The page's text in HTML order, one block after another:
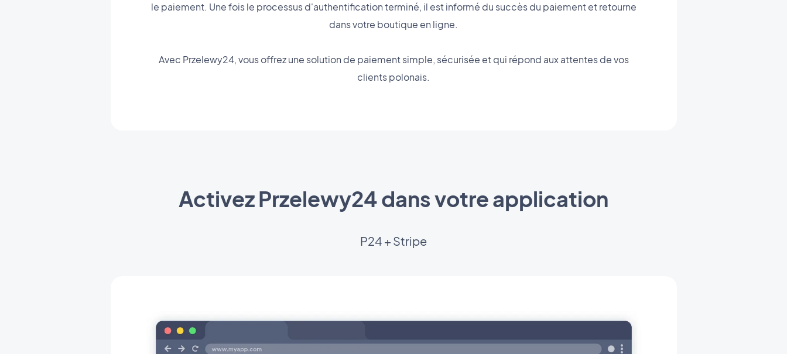
le paiement. Une fois le processus d'authentification terminé, il est informé du succès du paiement et retourne
dans votre boutique en ligne.
Avec Przelewy24, vous offrez une solution de paiement simple, sécurisée et qui répond aux attentes de vos
clients polonais.
Activez Przelewy24 dans votre application
P24 + Stripe